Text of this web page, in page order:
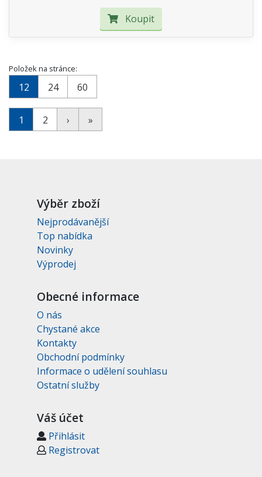
Koupit
Položek na stránce:
12 24 60
1 2 › »
Výběr zboží
Nejprodávanější
Top nabídka
Novinky
Výprodej
Obecné informace
O nás
Chystané akce
Kontakty
Obchodní podmínky
Informace o udělení souhlasu
Ostatní služby
Váš účet
Přihlásit
Registrovat